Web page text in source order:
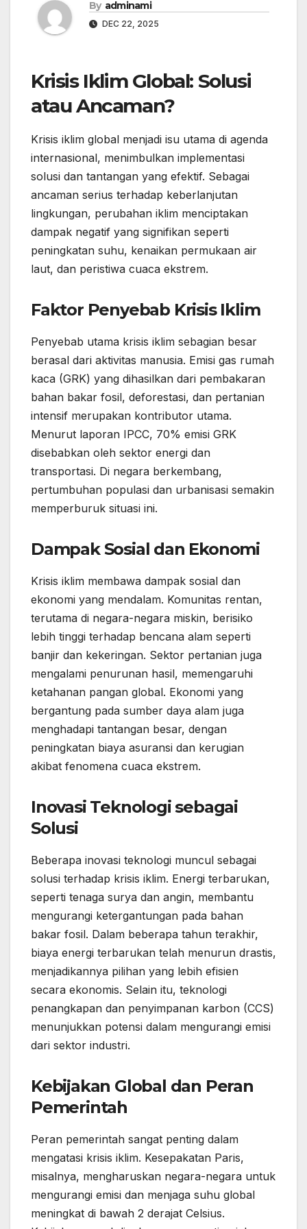
By adminami
DEC 22, 2025
Krisis Iklim Global: Solusi
atau Ancaman?
Krisis iklim global menjadi isu utama di agenda
internasional, menimbulkan implementasi
solusi dan tantangan yang efektif. Sebagai
ancaman serius terhadap keberlanjutan
lingkungan, perubahan iklim menciptakan
dampak negatif yang signifikan seperti
peningkatan suhu, kenaikan permukaan air
laut, dan peristiwa cuaca ekstrem.
Faktor Penyebab Krisis Iklim
Penyebab utama krisis iklim sebagian besar
berasal dari aktivitas manusia. Emisi gas rumah
kaca (GRK) yang dihasilkan dari pembakaran
bahan bakar fosil, deforestasi, dan pertanian
intensif merupakan kontributor utama.
Menurut laporan IPCC, 70% emisi GRK
disebabkan oleh sektor energi dan
transportasi. Di negara berkembang,
pertumbuhan populasi dan urbanisasi semakin
memperburuk situasi ini.
Dampak Sosial dan Ekonomi
Krisis iklim membawa dampak sosial dan
ekonomi yang mendalam. Komunitas rentan,
terutama di negara-negara miskin, berisiko
lebih tinggi terhadap bencana alam seperti
banjir dan kekeringan. Sektor pertanian juga
mengalami penurunan hasil, memengaruhi
ketahanan pangan global. Ekonomi yang
bergantung pada sumber daya alam juga
menghadapi tantangan besar, dengan
peningkatan biaya asuransi dan kerugian
akibat fenomena cuaca ekstrem.
Inovasi Teknologi sebagai
Solusi
Beberapa inovasi teknologi muncul sebagai
solusi terhadap krisis iklim. Energi terbarukan,
seperti tenaga surya dan angin, membantu
mengurangi ketergantungan pada bahan
bakar fosil. Dalam beberapa tahun terakhir,
biaya energi terbarukan telah menurun drastis,
menjadikannya pilihan yang lebih efisien
secara ekonomis. Selain itu, teknologi
penangkapan dan penyimpanan karbon (CCS)
menunjukkan potensi dalam mengurangi emisi
dari sektor industri.
Kebijakan Global dan Peran
Pemerintah
Peran pemerintah sangat penting dalam
mengatasi krisis iklim. Kesepakatan Paris,
misalnya, mengharuskan negara-negara untuk
mengurangi emisi dan menjaga suhu global
meningkat di bawah 2 derajat Celsius.